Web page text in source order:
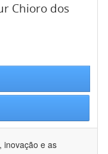
Chioro dos
inovação e as